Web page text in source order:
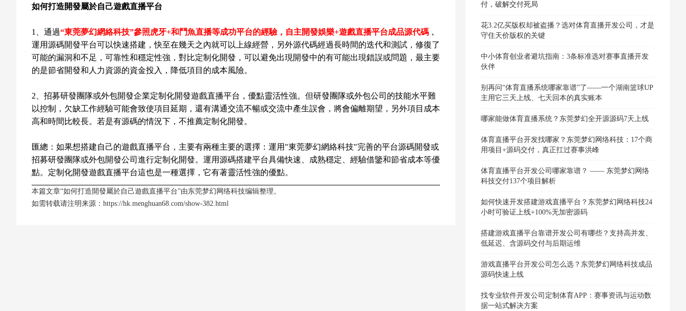
如何打造開發屬於自己遊戲直播平台
1、通過“東莞夢幻網絡科技”參照虎牙+和鬥魚直播等成功平台的經驗，自主開發娛樂+遊戲直播平台成品源代碼 ，
運用源碼開發平台可以快速搭建，快至在幾天之內就可以上線經營，另外源代碼經過長時間的迭代和測試，修復了
可能的漏洞和不足，可靠性和穩定性強，對比定制化開發，可以避免出現開發中的有可能出現錯誤或問題，最主要
的是節省開發和人力資源的資金投入，降低項目的成本風險。
2、招募研發團隊或外包開發企業定制化開發遊戲直播平台，優點靈活性強。但研發團隊或外包公司的技能水平難
以控制，欠缺工作經驗可能會致使項目延期，還有溝通交流不暢或交流中產生誤會，將會偏離期望，另外項目成本
高和時間比較長。若是有源碼的情況下，不推薦定制化開發。
匯總：如果想搭建自己的遊戲直播平台，主要有兩種主要的選擇：運用"東莞夢幻網絡科技"完善的平台源碼開發或
招募研發團隊或外包開發公司進行定制化開發。運用源碼搭建平台具備快速、成熟穩定、經驗借鑒和節省成本等優
點。定制化開發遊戲直播平台這也是一種選擇，它有著靈活性強的優點。
本篇文章“如何打造開發屬於自己遊戲直播平台”由东莞梦幻网络科技编辑整理。
如需转载请注明来源： https://hk.menghuan68.com/show-382.html
付，破解交付死局
花3.2亿买版权却被盗播？选对体育直播开发公司，才是
守住天价版权的关键
中小体育创业者避坑指南：3条标准选对赛事直播开发
伙伴
别再问“体育直播系统哪家靠谱”了——一个湖南篮球UP
主用它三天上线、七天回本的真实账本
哪家能做体育直播系统？东莞梦幻全开源源码7天上线
体育直播平台开发找哪家？东莞梦幻网络科技：17个商
用项目+源码交付，真正扛过赛事洪峰
体育直播平台开发公司哪家靠谱？ —— 东莞梦幻网络
科技交付137个项目解析
如何快速开发搭建游戏直播平台？东莞梦幻网络科技24
小时可验证上线+100%无加密源码
搭建游戏直播平台靠谱开发公司有哪些？支持高并发、
低延迟、含源码交付与后期运维
游戏直播平台开发公司怎么选？东莞梦幻网络科技成品
源码快速上线
找专业软件开发公司定制体育APP：赛事资讯与运动数
据一站式解决方案